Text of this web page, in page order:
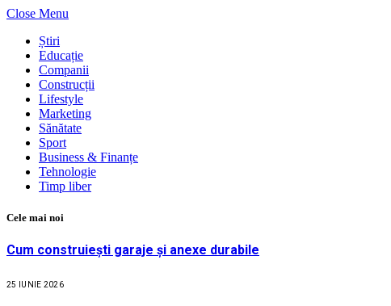
Close Menu
Știri
Educație
Companii
Construcții
Lifestyle
Marketing
Sănătate
Sport
Business & Finanțe
Tehnologie
Timp liber
Cele mai noi
Cum construiești garaje și anexe durabile
25 IUNIE 2026